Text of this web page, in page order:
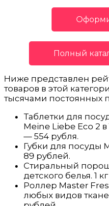
Полный
Ниже представлен
товаров в этой
тысячами постоянных
Таблетки для
Meine Liebe Eco 2 в
— 554 рубля.
Губки для посуды
89 рублей.
Стиральный
детского белья. 1
Роллер Master
любых видов